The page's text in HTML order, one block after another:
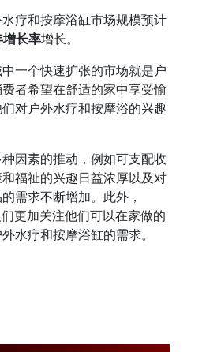
疗和按摩浴缸市场规模预计
长率增长。
一个快速扩张的市场就是户
者希望在舒适的家中享受愉
对户外水疗和按摩浴的兴趣
因素的推动，例如可支配收
福祉的兴趣日益浓厚以及对
需求不断增加。此外，
更加关注他们可以在家做的
水疗和按摩浴缸的需求。